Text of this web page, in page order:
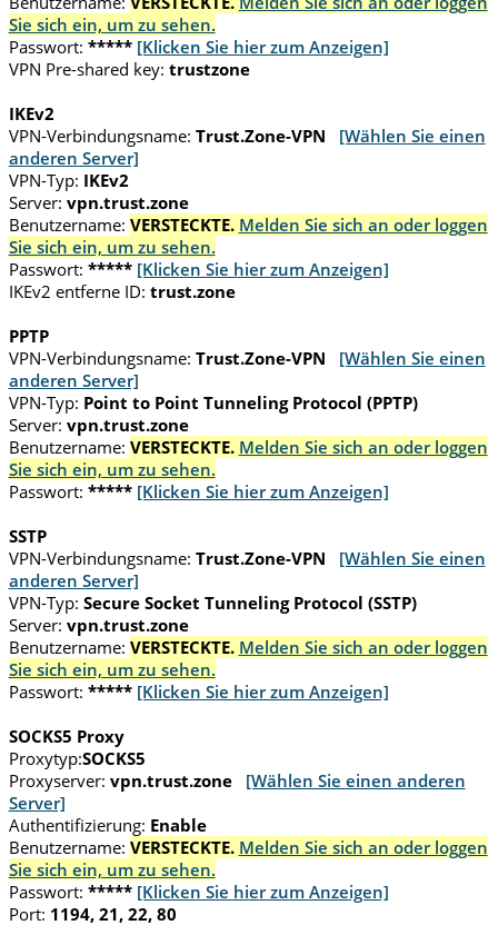
Sie sich ein, um zu sehen.
Passwort: ***** [Klicken Sie hier zum Anzeigen]
VPN Pre-shared key: trustzone
IKEv2
VPN-Verbindungsname: Trust.Zone-VPN
[Wählen Sie einen
anderen Server]
VPN-Typ: IKEv2
Server: vpn.trust.zone
Benutzername: VERSTECKTE. Melden Sie sich an oder loggen
Sie sich ein, um zu sehen.
Passwort: ***** [Klicken Sie hier zum Anzeigen]
IKEv2 entferne ID: trust.zone
PPTP
VPN-Verbindungsname: Trust.Zone-VPN
[Wählen Sie einen
anderen Server]
VPN-Typ: Point to Point Tunneling Protocol (PPTP)
Server: vpn.trust.zone
Benutzername: VERSTECKTE. Melden Sie sich an oder loggen
Sie sich ein, um zu sehen.
Passwort: ***** [Klicken Sie hier zum Anzeigen]
SSTP
VPN-Verbindungsname: Trust.Zone-VPN
[Wählen Sie einen
anderen Server]
VPN-Typ: Secure Socket Tunneling Protocol (SSTP)
Server: vpn.trust.zone
Benutzername: VERSTECKTE. Melden Sie sich an oder loggen
Sie sich ein, um zu sehen.
Passwort: ***** [Klicken Sie hier zum Anzeigen]
SOCKS5 Proxy
Proxytyp:SOCKS5
Proxyserver: vpn.trust.zone
[Wählen Sie einen anderen
Server]
Authentifizierung: Enable
Benutzername: VERSTECKTE. Melden Sie sich an oder loggen
Sie sich ein, um zu sehen.
Passwort: ***** [Klicken Sie hier zum Anzeigen]
Port: 1194, 21, 22, 80